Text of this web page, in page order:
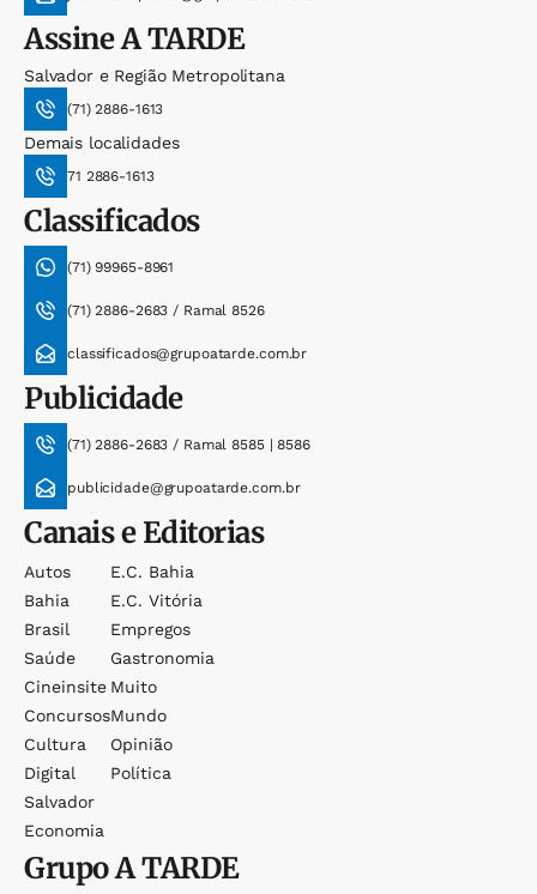
AssineA TARDE
Salvador e Região Metropolitana
(71) 2886-1613
Demais localidades
71 2886-1613
Classificados
(71) 99965-8961
(71) 2886-2683 / Ramal 8526
classificados@grupoatarde.com.br
Publicidade
(71) 2886-2683 / Ramal 8585 | 8586
publicidade@grupoatarde.com.br
Canais e Editorias
Autos
Bahia
Brasil
Saúde
Cineinsite
Concursos
Cultura
Digital
Salvador
Economia
E.c. Bahia
E.c. Vitória
Empregos
Gastronomia
Muito
Mundo
Opinião
Política
GrupoA TARDE